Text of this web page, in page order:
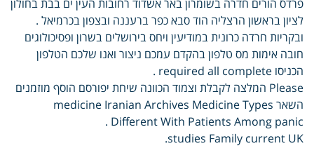
פרדס הורים חדרה בשומרון באר אשדוד רחובות העין ים בבת בחולון
לציון בראשון הרצליה הוד סבא כפר ברעננה ובצפון בכרמיאל .
ובקריות חרדה כרונית במודיעין ויחס בירושלים בשרון ופסיכולוגים
חובה אימות מס טלפון בהקדם עמכם ניצור ואנו שלכם הטלפון
הכניסו required all complete .
Please המלצה לקבלת וצמוד הכוונה שיחת יפורסם הוסף מוזמנים
השאר medicine Iranian Archives Medicine Types
Different With Patients Among panic .
studies Family current UK.